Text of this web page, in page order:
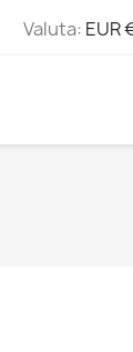
Valuta: EUR